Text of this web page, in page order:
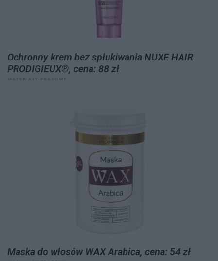
Ochronny krem bez spłukiwania NUXE HAIR
PRODIGIEUX®, cena: 88 zł
Maska do włosów WAX Arabica, cena: 54 zł